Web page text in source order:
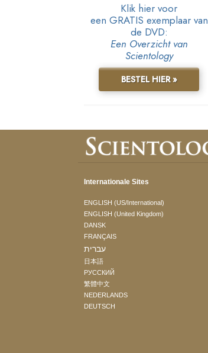
Klik hier voor
een GRATIS exemplaar van
de DVD:
Een Overzicht van
Scientology
BESTEL HIER »
Internationale Sites
ENGLISH (US/International)
ENGLISH (United Kingdom)
DANSK
FRANÇAIS
עברית
日本語
РУССКИЙ
繁體中文
NEDERLANDS
DEUTSCH